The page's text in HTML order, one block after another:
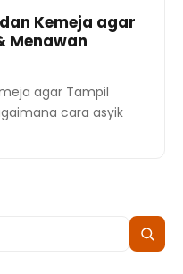
Kemeja agar
Menawan
agar Tampil
cara asyik
Search